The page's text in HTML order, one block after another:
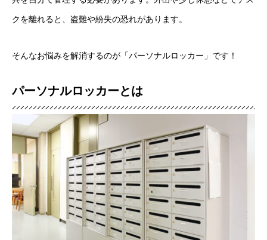
クを離れると、盗難や紛失の恐れがあります。
そんなお悩みを解消するのが「パーソナルロッカー」です！
パーソナルロッカーとは